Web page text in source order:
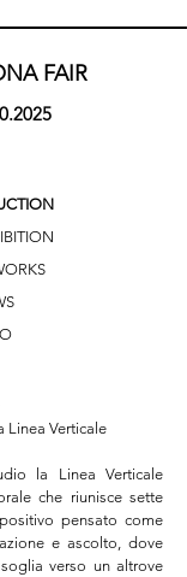
FAIR
Linea Verticale
la Linea Verticale
che riunisce sette
pensato come
e ascolto, dove
verso un altrove